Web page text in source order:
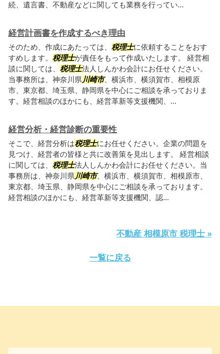
続、遺言書、不動産などに関しても業務を行ってい...
経営計画書を作成するべき理由
そのため、作成にあたっては、 税理士に依頼することをおす
すめします。 税理士が責任をもって作成いたします。 経営相
談に関しては、 税理士法人しんかわ会計にお任せください。
当事務所は、神奈川県 川崎市、横浜市、横須賀市、相模原
市、東京都、埼玉県、静岡県を中心にご相談を承っておりま
す。経営相談のほかにも、経営革新等支援機関、...
経営分析・経営診断の重要性
そこで、経営分析は税理士にお任せください。企業の問題を
見つけ、経営者の皆様と共に改善策を見出します。 経営相談
に関しては、 税理士法人しんかわ会計にお任せください。当
事務所は、神奈川県 川崎市、横浜市、横須賀市、相模原市、
東京都、埼玉県、静岡県を中心にご相談を承っております。
経営相談のほかにも、経営革新等支援機関、認...
不動産 相模原市 税理士 »
一覧に戻る